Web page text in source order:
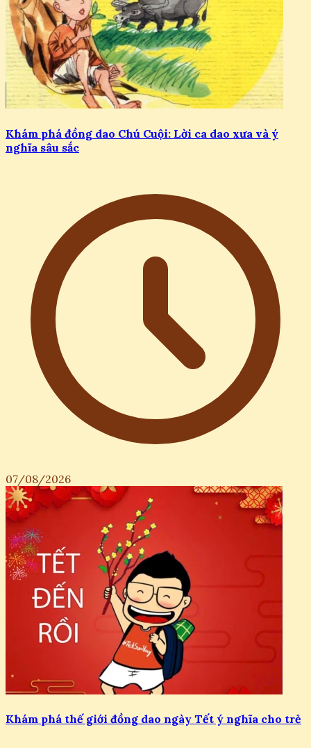
Khám phá đồng dao Chú Cuội: Lời ca dao xưa và ý
nghĩa sâu sắc
07/08/2026
Khám phá thế giới đồng dao ngày Tết ý nghĩa cho trẻ